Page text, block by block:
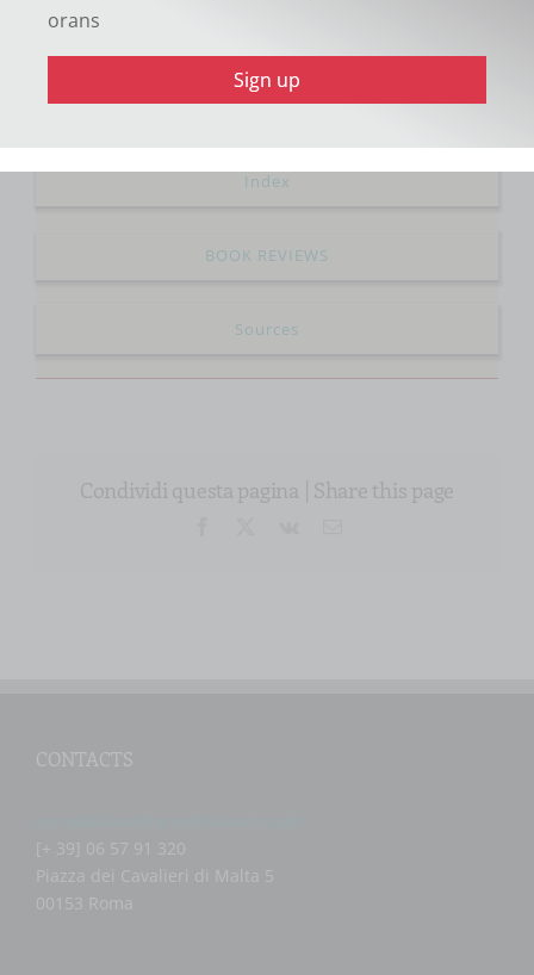
Adnotationes
Index
BOOK REVIEWS
Sources
Condividi questa pagina | Share this page
CONTACTS
[+ 39] 06 57 91 320
Piazza dei Cavalieri di Malta 5
00153 Roma
orans